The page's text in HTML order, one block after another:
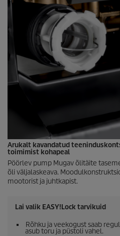
Arukalt kavandatud
toimimist kohapeal
Pöörlev pump Mugav õlitäite
õli väljalaskeava.
mootorist ja juhtkapist.
Lai valik EASY!Locktarvikuid
Rõhku ja veekogust saab
asub toru ja püstoli vahel.